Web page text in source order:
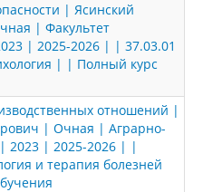
| Ясинский
| Факультет
| 2025-2026 | | 37.03.01
| | Полный курс
отношений |
| Очная | Аграрно-
| 2023 | 2025-2026 | |
и терапия болезней